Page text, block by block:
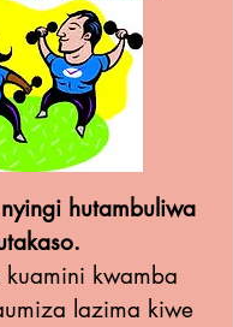
hutambuliwa
kuamini kwamba
lazima kiwe